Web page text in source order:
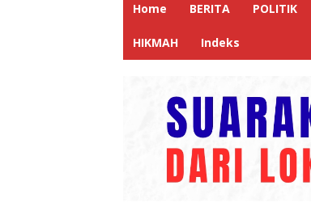
Home BERITA POLITIK
HIKMAH Indeks